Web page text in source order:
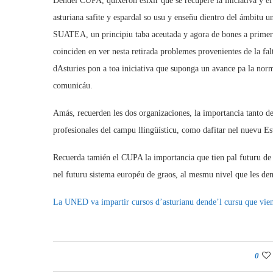
asturiana safite y espardal so usu y enseñu dientro del ámbitu
SUATEA, un principiu taba aceutada y agora de bones a
coinciden en ver nesta retirada problemes provenientes de la
dAsturies pon a toa iniciativa que suponga un avance pa la
comunicáu.
Amás, recuerden les dos organizaciones, la importancia tanto
profesionales del campu llingüísticu, como dafitar nel nuevu
Recuerda tamién el CUPA la importancia que tien pal futuru
nel futuru sistema européu de graos, al mesmu nivel que les
La UNED va impartir cursos d’asturianu dende’l cursu que
0